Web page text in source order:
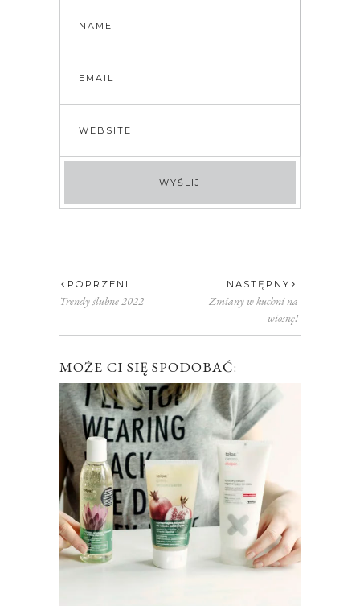
POPRZENI
Trendy ślubne 2022
NASTĘPNY
Zmiany w kuchni na
wiosnę!
MOŻE CI SIĘ SPODOBAĆ: